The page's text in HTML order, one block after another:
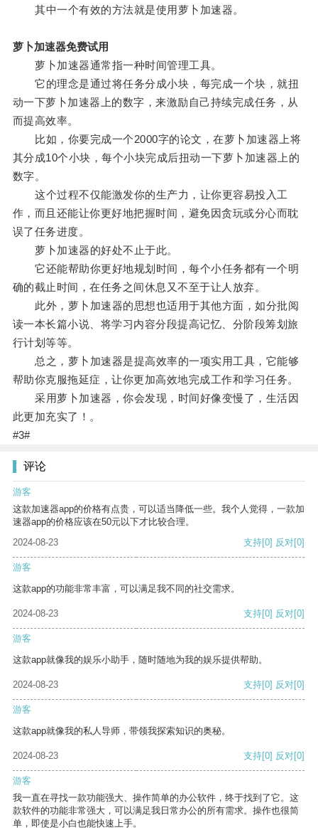
其中一个有效的方法就是使用萝卜加速器。
萝卜加速器免费试用
萝卜加速器通常指一种时间管理工具。
它的理念是通过将任务分成小块，每完成一个块，就扭
动一下萝卜加速器上的数字，来激励自己持续完成任务，从
而提高效率。
比如，你要完成一个2000字的论文，在萝卜加速器上将
其分成10个小块，每个小块完成后扭动一下萝卜加速器上的
数字。
这个过程不仅能激发你的生产力，让你更容易投入工
作，而且还能让你更好地把握时间，避免因贪玩或分心而耽
误了任务进度。
萝卜加速器的好处不止于此。
它还能帮助你更好地规划时间，每个小任务都有一个明
确的截止时间，在任务之间休息又不至于让人放弃。
此外，萝卜加速器的思想也适用于其他方面，如分批阅
读一本长篇小说、将学习内容分段提高记忆、分阶段筹划旅
行计划等等。
总之，萝卜加速器是提高效率的一项实用工具，它能够
帮助你克服拖延症，让你更加高效地完成工作和学习任务。
采用萝卜加速器，你会发现，时间好像变慢了，生活因
此更加充实了！。
#3#
评论
游客
这款加速器app的价格有点贵，可以适当降低一些。我个人觉得，一款加
速器app的价格应该在50元以下才比较合理。
2024-08-23
支持[0] 反对[0]
游客
这款app的功能非常丰富，可以满足我不同的社交需求。
2024-08-23 支持[0] 反对[0]
游客
这款app就像我的娱乐小助手，随时随地为我的娱乐提供帮助。
2024-08-23 支持[0] 反对[0]
游客
这款app就像我的私人导师，带领我探索知识的奥秘。
2024-08-23 支持[0] 反对[0]
游客
我一直在寻找一款功能强大、操作简单的办公软件，终于找到了它。这
款软件的功能非常强大，可以满足我日常办公的所有需求。操作也很简
单，即使是小白也能快速上手。